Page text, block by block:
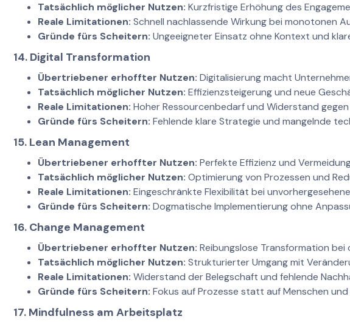
Tatsächlich möglicher Nutzen: Kurzfristige Erhöhung des
Reale Limitationen: Schnell nachlassende Wirkung bei monotonen
Gründe fürs Scheitern: Ungeeigneter Einsatz ohne Kontext und
14. Digital Transformation
Übertriebener erhoffter Nutzen: Digitalisierung macht
Tatsächlich möglicher Nutzen: Effizienzsteigerung und neue
Reale Limitationen: Hoher Ressourcenbedarf und Widerstand
Gründe fürs Scheitern: Fehlende klare Strategie und mangelnde
15. Lean Management
Übertriebener erhoffter Nutzen: Perfekte Effizienz und
Tatsächlich möglicher Nutzen: Optimierung von Prozessen und
Reale Limitationen: Eingeschränkte Flexibilität bei
Gründe fürs Scheitern: Dogmatische Implementierung ohne
16. Change Management
Übertriebener erhoffter Nutzen: Reibungslose Transformation
Tatsächlich möglicher Nutzen: Strukturierter Umgang mit
Reale Limitationen: Widerstand der Belegschaft und fehlende
Gründe fürs Scheitern: Fokus auf Prozesse statt auf Menschen und
17. Mindfulness am Arbeitsplatz